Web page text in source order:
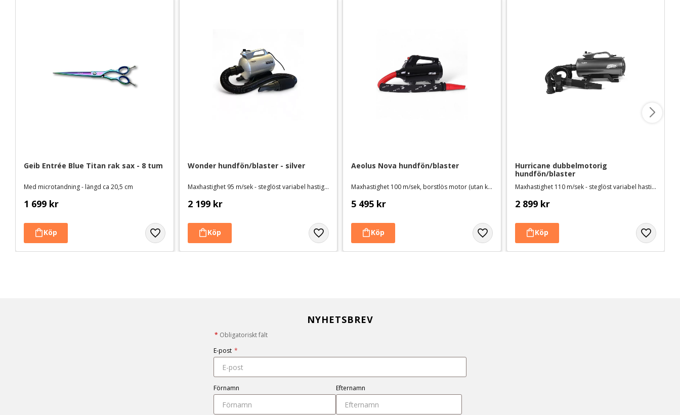
Geib Entrée Blue Titan rak sax - 8 tum
Med microtandning - längd ca 20,5 cm
1 699 kr
Wonder hundfön/blaster - silver
Maxhastighet 95 m/sek - steglöst variabel hastighet och tillsatt värme
2 199 kr
Aeolus Nova hundfön/blaster
Maxhastighet 100 m/sek, borstlös motor (utan kol)
5 495 kr
Hurricane dubbelmotorig
hundfön/blaster
Maxhastighet 110 m/sek - steglöst variabel hastighet
2 899 kr
NYHETSBREV
* Obligatoriskt fält
E-post *
Förnamn Efternamn